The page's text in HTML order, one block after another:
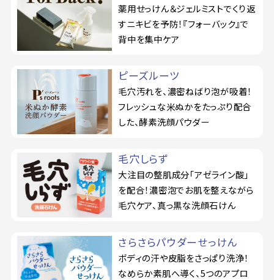
薬用せっけん＆ジェルミストでくり返
すニキビを予防！『フォーバック』で
背中を集中ケア
ピーズルーツ
毛穴汚れを、濃密ねばり泡が吸着！
フレッシュな米ぬかをたっぷり配合
した、酵素洗顔パウダー
毛穴しらず
大注目の整肌成分「アゼライン酸」
を配合！濃密泡でお肌を整えながら
毛穴ケア、真っ黒な洗顔石けん
さらさらパウダーせっけん
ボディの汗や皮脂をさっぱり洗浄！
なめらか素肌へ導く、5つのアプロ